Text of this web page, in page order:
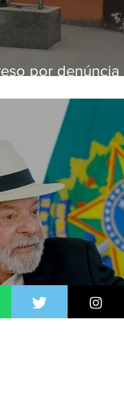
por denúncia
PL que amplia